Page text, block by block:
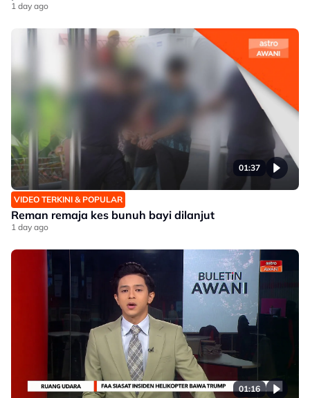
1 day ago
01:37
VIDEO TERKINI & POPULAR
Reman remaja kes bunuh bayi dilanjut
1 day ago
01:16